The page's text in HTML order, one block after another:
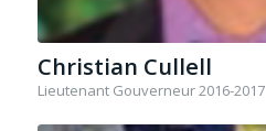
Christian Cullell
Lieutenant Gouverneur 2016-2017